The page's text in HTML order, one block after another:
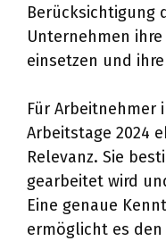
Berücksichtigung
Unternehmen
einsetzen und
Für Arbeitnehmer
Arbeitstage 2024
Relevanz. Sie
gearbeitet wird
Eine genaue
ermöglicht es